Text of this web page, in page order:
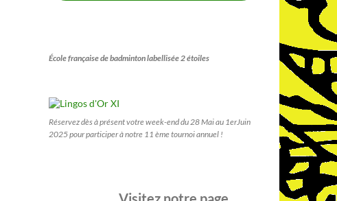
École française de badminton labellisée 2 étoiles
Réservez dès à présent votre week-end du 28 Mai au 1erJuin
2025 pour participer à notre 11 ème tournoi annuel !